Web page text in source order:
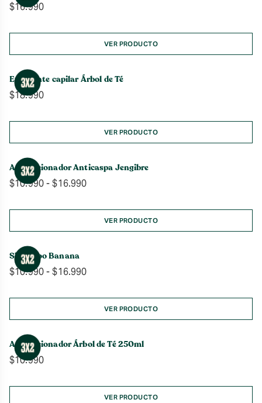
$16.990
VER PRODUCTO
Exfoliante capilar Árbol de Té
$18.990
VER PRODUCTO
Acondicionador Anticaspa Jengibre
$10.990- $16.990Rango
precios:
desde
$10.990
VER PRODUCTO
Shampoo Banana
$10.990- $16.990Rango
precios:
desde
$10.990
$16.990
VER PRODUCTO
Acondicionador Árbol de Té 250ml
$10.990
VER PRODUCTO